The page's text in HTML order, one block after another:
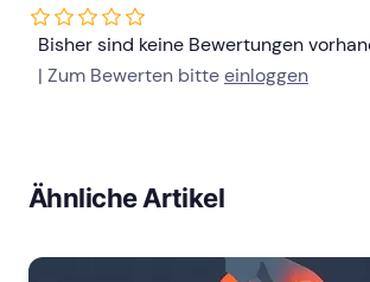
Bisher sind keine Bewertungen
| Zum Bewerten bitteeinloggen
Ähnliche Artikel